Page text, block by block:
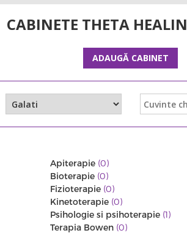
CABINETE THETA
ADAUGĂ CABINET
Apiterapie (0)
Bioterapie (0)
Fizioterapie (0)
Kinetoterapie (0)
Psihologie si psihoterapie (1)
Terapia Bowen (0)